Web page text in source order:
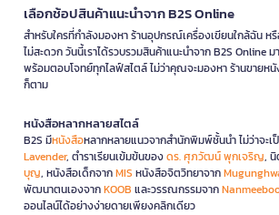
เลือกช้อปสินค้าแนะนำจาก B2S Online
สำหรับใครที่กำลังมองหา ร้านอุปกรณ์เครื่องเขียนใกล้ฉัน ห
ไม่สะดวก วันนี้เราได้รวบรวมสินค้าแนะนำจาก B2S Online
พร้อมตอบโจทย์ทุกไลฟ์สไตล์ ไม่ว่าคุณจะมองหา ร้านขายห
ก็ตาม
หนังสือหลากหลายสไตล์
B2S มีหนังสือหลากหลายแนวจากสำนักพิมพ์ชั้นนำ ไม่ว่าจะ
Lavender, ตำราเรียนเข้มข้นของดร. ศุภวัฒน์ พุกเจริญ,
บุญ, หนังสือเด็กจากMIS หนังสือจิตวิทยาจาก
พัฒนาตนเองจากKOOB และวรรณกรรมจาก
ออนไลน์ได้อย่างง่ายดายเพียงคลิกเดียว